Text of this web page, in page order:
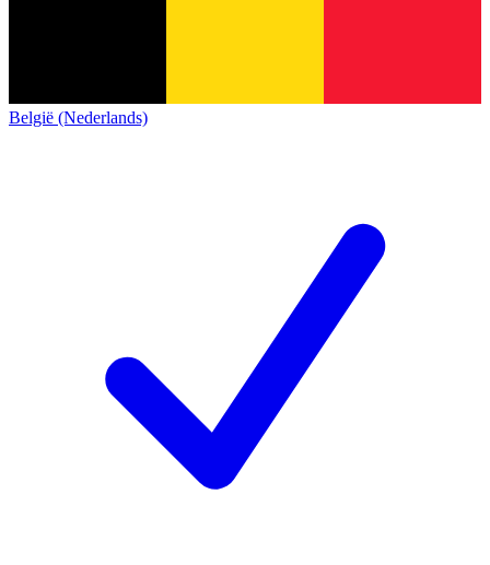
België (Nederlands)